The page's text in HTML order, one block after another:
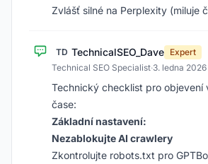
Zvlášť silné na Perplexity (miluje
TD TechnicalSEO_Dave Expert
Technical SEO Specialist·3. ledna 2026
Technický checklist pro objevení
čase:
Základní nastavení:
Nezablokujte AI crawlery
Zkontrolujte robots.txt pro